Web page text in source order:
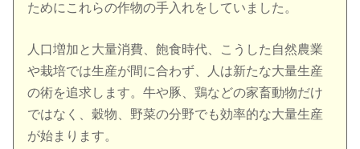
ためにこれらの作物の手入れをしていました。
人口増加と大量消費、飽食時代、こうした自然農業
や栽培では生産が間に合わず、人は新たな大量生産
の術を追求します。牛や豚、鶏などの家畜動物だけ
ではなく、穀物、野菜の分野でも効率的な大量生産
が始まります。